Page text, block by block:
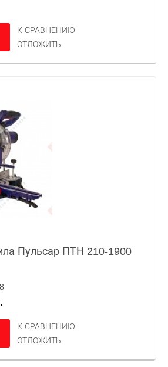
К СРАВНЕНИЮ
ОТЛОЖИТЬ
Пульсар ПТН 210-1900
К СРАВНЕНИЮ
ОТЛОЖИТЬ